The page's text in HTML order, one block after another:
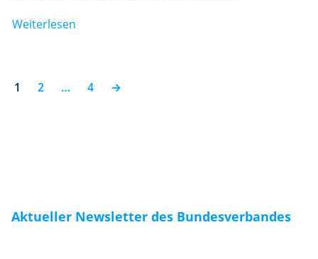
Weiterlesen
1 2 … 4 →
Aktueller Newsletter des Bundesverbandes